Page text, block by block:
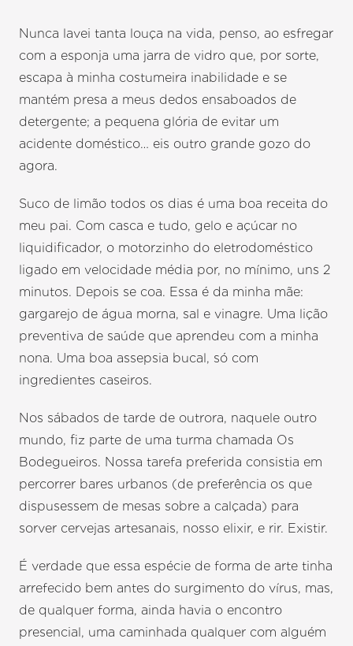
Nunca lavei tanta louça na vida, penso, ao esfregar
com a esponja uma jarra de vidro que, por sorte,
escapa à minha costumeira inabilidade e se
mantém presa a meus dedos ensaboados de
detergente; a pequena glória de evitar um
acidente doméstico… eis outro grande gozo do
agora.
Suco de limão todos os dias é uma boa receita do
meu pai. Com casca e tudo, gelo e açúcar no
liquidificador, o motorzinho do eletrodoméstico
ligado em velocidade média por, no mínimo, uns 2
minutos. Depois se coa. Essa é da minha mãe:
gargarejo de água morna, sal e vinagre. Uma lição
preventiva de saúde que aprendeu com a minha
nona. Uma boa assepsia bucal, só com
ingredientes caseiros.
Nos sábados de tarde de outrora, naquele outro
mundo, fiz parte de uma turma chamada Os
Bodegueiros. Nossa tarefa preferida consistia em
percorrer bares urbanos (de preferência os que
dispusessem de mesas sobre a calçada) para
sorver cervejas artesanais, nosso elixir, e rir. Existir.
É verdade que essa espécie de forma de arte tinha
arrefecido bem antes do surgimento do vírus, mas,
de qualquer forma, ainda havia o encontro
presencial, uma caminhada qualquer com alguém